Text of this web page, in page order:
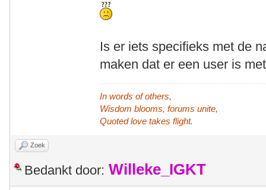
Is er iets specifieks met de
maken dat er een user is
In words of others,
Wisdom blooms, forums unite,
Quoted love takes flight.
Zoek
Bedankt door: Willeke_IGKT